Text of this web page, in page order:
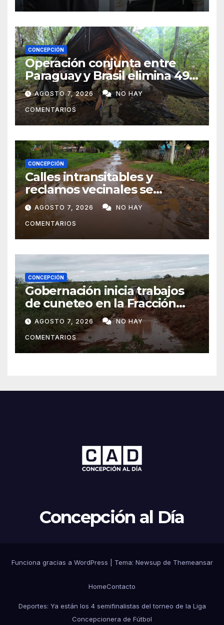
CONCEPCIÓN
Operación conjunta entre
Paraguay y Brasil elimina 498
toneladas de marihuana en
Amambay
AGOSTO 7, 2026 NO HAY
COMENTARIOS
CONCEPCIÓN
Calles intransitables y
reclamos vecinales se
repiten en barrios de
Concepción
AGOSTO 7, 2026 NO HAY
COMENTARIOS
CONCEPCIÓN
Gobernación inicia trabajos
de cuneteo en la Fracción
José Félix
AGOSTO 7, 2026 NO HAY
COMENTARIOS
Concepción al Día
Funciona gracias a WordPress Tema: Newsup de Themeansar
HomeContacto
Deportes: Ya están los 4 semifinalistas del torneo de la Liga
Concepcionera de Fútbol